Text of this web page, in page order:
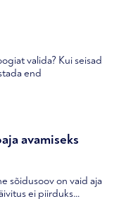
valida? Kui seisad
end
avamiseks
sõidusoov on vaid aja
ei piirduks…